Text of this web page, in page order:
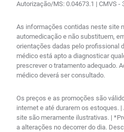
Autorização/MS: 0.04673.1 | CMVS -
As informações contidas neste site
automedicação e não substituem,
orientações dadas pelo profissional
médico está apto a diagnosticar
prescrever o tratamento adequado.
médico deverá ser consultado.
Os preços e as promoções são
internet e até durarem os estoques.
site são meramente ilustrativas. |
a alterações no decorrer do dia.